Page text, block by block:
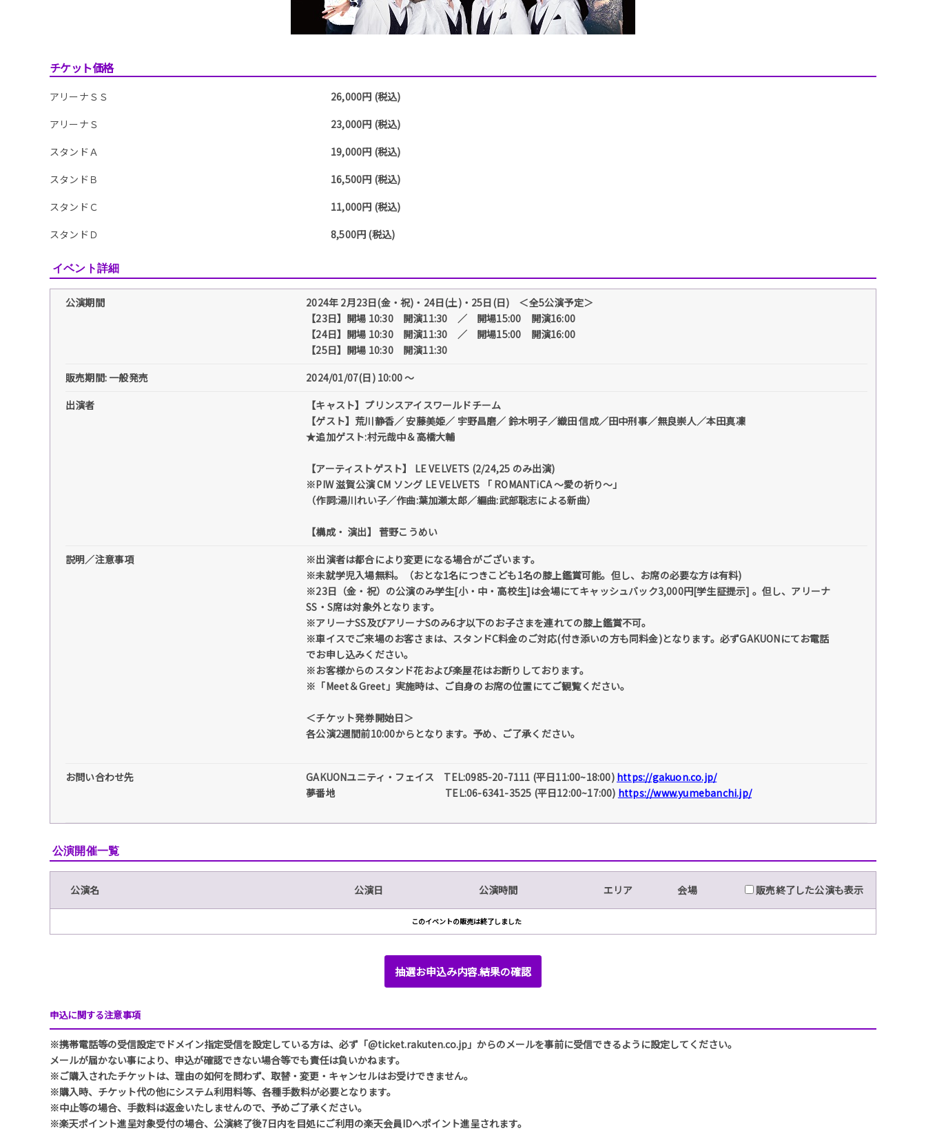
チケット価格
アリーナＳＳ
26,000円 (税込)
アリーナＳ
23,000円 (税込)
スタンドＡ
19,000円 (税込)
スタンドＢ
16,500円 (税込)
スタンドＣ
11,000円 (税込)
スタンドＤ
8,500円 (税込)
イベント詳細
公演期間
2024年 2月23日(金・祝)・24日(土)・25日(日) ＜全5公演予定＞
【23日】開場 10:30 開演11:30 ／ 開場15:00 開演16:00
【24日】開場 10:30 開演11:30 ／ 開場15:00 開演16:00
【25日】開場 10:30 開演11:30
販売期間: 一般発売
2024/01/07(日) 10:00 〜
出演者
【キャスト】プリンスアイスワールドチーム
【ゲスト】荒川静香／ 安藤美姫／ 宇野昌磨／ 鈴木明子／織田 信成／田中刑事／無良崇人／本田真凜
★追加ゲスト:村元哉中＆高橋大輔
【アーティストゲスト】 LE VELVETS (2/24,25 のみ出演)
※PIW 滋賀公演 CM ソング LE VELVETS 「 ROMANTiCA ～愛の祈り～」
（作詞:湯川れい子／作曲:葉加瀬太郎／編曲:武部聡志による新曲）
【構成・ 演出】 菅野こうめい
説明／注意事項
※出演者は都合により変更になる場合がございます。
※未就学児入場無料。（おとな1名につきこども1名の膝上鑑賞可能。但し、お席の必要な方は有料)
※23日（金・祝）の公演のみ学生[小・中・高校生]は会場にてキャッシュバック3,000円[学生証提示] 。但し、アリーナ
SS・S席は対象外となります。
※アリーナSS及びアリーナSのみ6才以下のお子さまを連れての膝上鑑賞不可。
※車イスでご来場のお客さまは、スタンドC料金のご対応(付き添いの方も同料金)となります。必ずGAKUONにてお電話
でお申し込みください。
※お客様からのスタンド花および楽屋花はお断りしております。
※「Meet＆Greet」実施時は、ご自身のお席の位置にてご観覧ください。
＜チケット発券開始日＞
各公演2週間前10:00からとなります。予め、ご了承ください。
お問い合わせ先 GAKUONユニティ・フェイス TEL:0985-20-7111 (平日11:00~18:00) https://gakuon.co.jp/
夢番地 TEL:06-6341-3525 (平日12:00~17:00) https://www.yumebanchi.jp/
公演開催一覧
公演名 公演日 公演時間 エリア 会場 販売終了した公演も表示
このイベントの販売は終了しました
抽選お申込み内容.結果の確認
申込に関する注意事項
※携帯電話等の受信設定でドメイン指定受信を設定している方は、必ず「@ticket.rakuten.co.jp」からのメールを事前に受信できるように設定してください。
メールが届かない事により、申込が確認できない場合等でも責任は負いかねます。
※ご購入されたチケットは、理由の如何を問わず、取替・変更・キャンセルはお受けできません。
※購入時、チケット代の他にシステム利用料等、各種手数料が必要となります。
※中止等の場合、手数料は返金いたしませんので、予めご了承ください。
※楽天ポイント進呈対象受付の場合、公演終了後7日内を目処にご利用の楽天会員IDへポイント進呈されます。